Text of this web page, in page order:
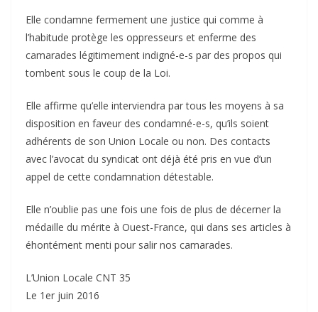
Elle condamne fermement une justice qui comme à
l’habitude protège les oppresseurs et enferme des
camarades légitimement indigné-e-s par des propos qui
tombent sous le coup de la Loi.
Elle affirme qu’elle interviendra par tous les moyens à sa
disposition en faveur des condamné-e-s, qu’ils soient
adhérents de son Union Locale ou non. Des contacts
avec l’avocat du syndicat ont déjà été pris en vue d’un
appel de cette condamnation détestable.
Elle n’oublie pas une fois une fois de plus de décerner la
médaille du mérite à Ouest-France, qui dans ses articles à
éhontément menti pour salir nos camarades.
L’Union Locale CNT 35
Le 1er juin 2016